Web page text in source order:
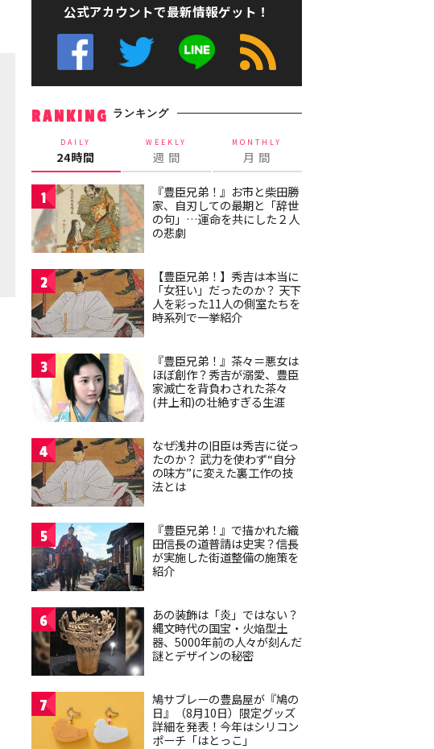
公式アカウントで最新情報ゲット！
RANKING ランキング
DAILY
24時間
WEEKLY
週 間
MONTHLY
月 間
1
『豊臣兄弟！』お市と柴田勝
家、自刃しての最期と「辞世
の句」…運命を共にした２人
の悲劇
2
【豊臣兄弟！】秀吉は本当に
「女狂い」だったのか？ 天下
人を彩った11人の側室たちを
時系列で一挙紹介
3
『豊臣兄弟！』茶々＝悪女は
ほぼ創作？秀吉が溺愛、豊臣
家滅亡を背負わされた茶々
(井上和)の壮絶すぎる生涯
4
なぜ浅井の旧臣は秀吉に従っ
たのか？ 武力を使わず“自分
の味方”に変えた裏工作の技
法とは
5
『豊臣兄弟！』で描かれた織
田信長の道普請は史実？信長
が実施した街道整備の施策を
紹介
6
あの装飾は「炎」ではない？
縄文時代の国宝・火焔型土
器、5000年前の人々が刻んだ
謎とデザインの秘密
7
鳩サブレーの豊島屋が『鳩の
日』（8月10日）限定グッズ
詳細を発表！今年はシリコン
ポーチ「はとっこ」